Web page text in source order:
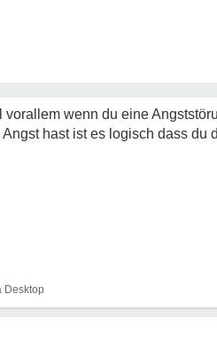
vorallem wenn du eine
hast ist es logisch dass du